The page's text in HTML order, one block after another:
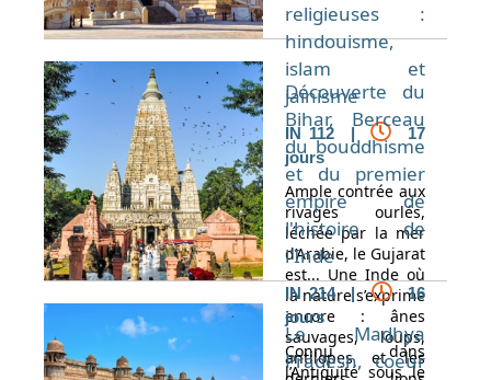
religieuses :
hindouisme,
islam et
jaïnisme
IN 112 |
17
jours
Ample contrée aux
rivages ourlés,
léchée par la mer
d’Arabie, le Gujarat
est... Une Inde où
la nature s’exprime
encore : ânes
sauvages, loups,
antilopes et les
Découverte du
Bihar, Berceau
du bouddhisme
et du premier
empire de
l'histoire de
l'Inde
IN 214 |
16
jours
Connu dans
l’Antiquité sous le
Le Madhya
Pradesh, coeur